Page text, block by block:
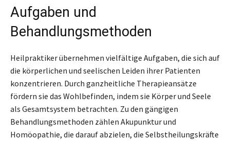
Aufgaben und
Behandlungsmethoden
Heilpraktiker übernehmen vielfältige Aufgaben, die sich auf
die körperlichen und seelischen Leiden ihrer Patienten
konzentrieren. Durch ganzheitliche Therapieansätze
fördern sie das Wohlbefinden, indem sie Körper und Seele
als Gesamtsystem betrachten. Zu den gängigen
Behandlungsmethoden zählen Akupunktur und
Homöopathie, die darauf abzielen, die Selbstheilungskräfte